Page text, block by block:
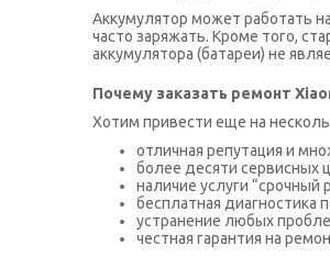
Аккумулятор может работать
часто заряжать. Кроме того,
аккумулятора (батареи) не
Почему заказать ремонт
Хотим привести еще на
отличная репутация и
более десяти сервисных
наличие услуги “срочный
бесплатная диагностика
устранение любых
честная гарантия на